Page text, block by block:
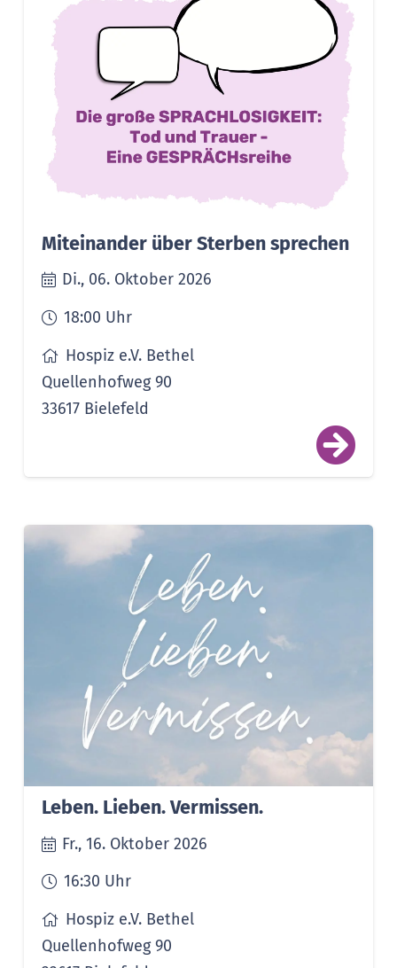
Miteinander über Sterben sprechen
Di., 06. Oktober 2026
18:00 Uhr
Hospiz e.V. Bethel
Quellenhofweg 90
33617 Bielefeld
Leben. Lieben. Vermissen.
Fr., 16. Oktober 2026
16:30 Uhr
Hospiz e.V. Bethel
Quellenhofweg 90